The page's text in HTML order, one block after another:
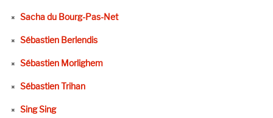
Sacha du Bourg-Pas-Net
Sébastien Berlendis
Sébastien Morlighem
Sébastien Trihan
Sing Sing